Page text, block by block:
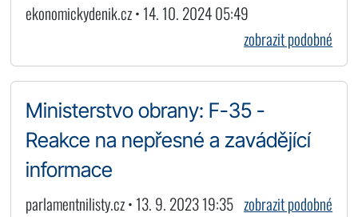
ekonomickydenik.cz • 14. 10. 2024 05:49
zobrazit podobné
Ministerstvo obrany: F-35 -
Reakce na nepřesné a zavádějící
informace
parlamentnilisty.cz • 13. 9. 2023 19:35 zobrazit podobné